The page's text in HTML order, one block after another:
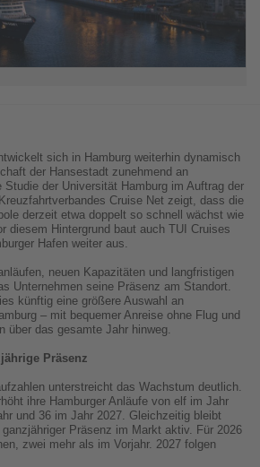
sich in Hamburg weiterhin dynamisch
der Hansestadt zunehmend an
Studie der Universität Hamburg im Auftrag der
Cruise Net zeigt, dass die
derzeit etwa doppelt so schnell wächst wie
diesem Hintergrund baut auch TUI Cruises
Hafen weiter aus.
neuen Kapazitäten und langfristigen
Unternehmen seine Präsenz am Standort.
künftig eine größere Auswahl an
– mit bequemer Anreise ohne Flug und
über das gesamte Jahr hinweg.
Präsenz
unterstreicht das Wachstum deutlich.
ihre Hamburger Anläufe von elf im Jahr
und 36 im Jahr 2027. Gleichzeitig bleibt
Präsenz im Markt aktiv. Für 2026
zwei mehr als im Vorjahr. 2027 folgen